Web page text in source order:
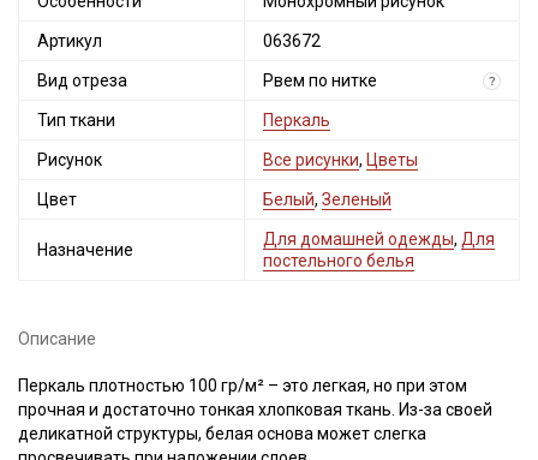
Артикул 063672
Вид отреза Рвем по нитке ?
Тип ткани Перкаль
Рисунок Все рисунки, Цветы
Цвет Белый, Зеленый
Назначение
Для домашней одежды, Для
постельного белья
Описание
Перкаль плотностью 100 гр/м² – это легкая, но при этом
прочная и достаточно тонкая хлопковая ткань. Из-за своей
деликатной структуры, белая основа может слегка